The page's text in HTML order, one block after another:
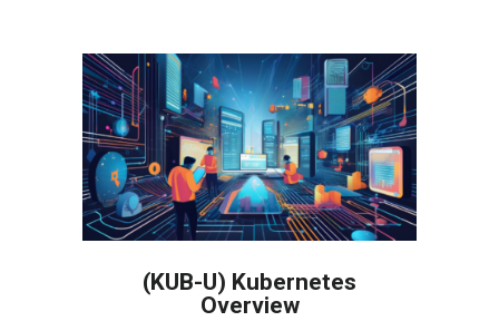
(KUB-U) Kubernetes
Overview